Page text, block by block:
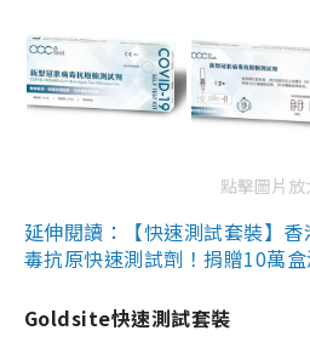
點擊圖片放
延伸閱讀：【快速測試套裝】
毒抗原快速測試劑！捐贈10萬
Goldsite快速測試套裝